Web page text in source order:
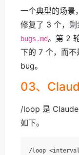
一个典型的场景
修复了 3 个，
bugs.md。第 2
下的 7 个，而不
bug。
03、
/loop 是
如下。
/loop